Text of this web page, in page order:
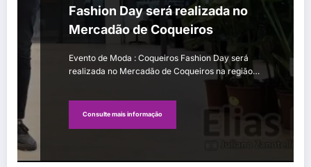
Fashion Day será realizada no
Mercadão de Coqueiros
Evento de Moda : Coqueiros Fashion Day será
realizada no Mercadão de Coqueiros na região…
Consulte mais informação